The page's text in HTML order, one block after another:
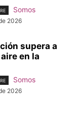
Somos
2026
supera a
en la
Somos
2026